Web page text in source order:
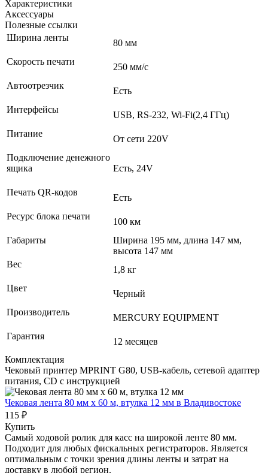
Характеристики
Аксессуары
Полезные ссылки
Ширина ленты
80 мм
Скорость печати
250 мм/с
Автоотрезчик
Есть
Интерфейсы
USB, RS-232, Wi-Fi(2,4 ГГц)
Питание
От сети 220V
Подключение денежного
ящика
Есть, 24V
Печать QR-кодов
Есть
Ресурс блока печати
100 км
Габариты
Ширина 195 мм, длина 147 мм,
высота 147 мм
Вес
1,8 кг
Цвет
Черный
Производитель
MERCURY EQUIPMENT
Гарантия
12 месяцев
Комплектация
Чековый принтер MPRINT G80, USB-кабель, сетевой адаптер
питания, CD с инструкцией
Чековая лента 80 мм x 60 м, втулка 12 мм в Владивостоке
115 ₽
Купить
Самый ходовой ролик для касс на широкой ленте 80 мм.
Подходит для любых фискальных регистраторов. Является
оптимальным с точки зрения длины ленты и затрат на
доставку в любой регион.